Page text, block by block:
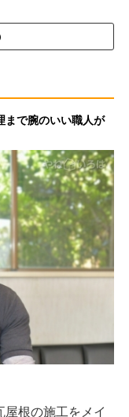
まで腕のいい職人が
根の施工をメイ